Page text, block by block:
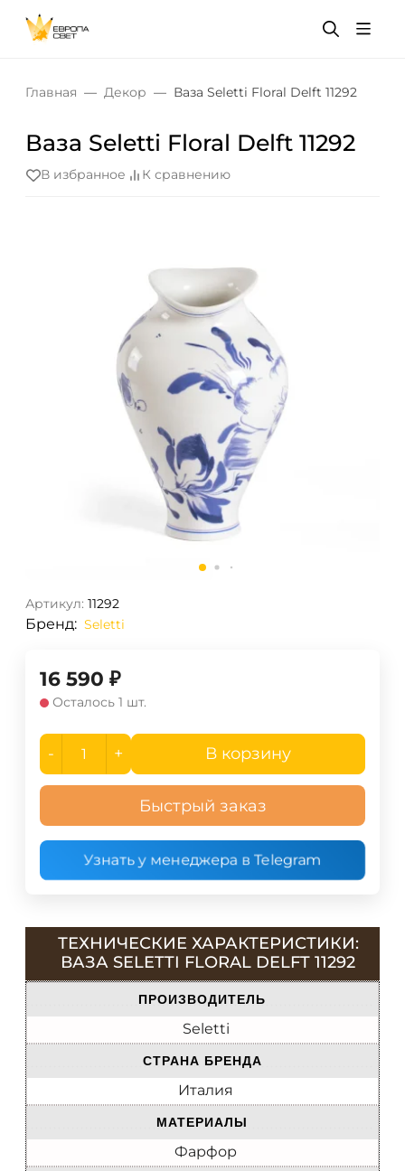
Главная Декор Ваза Seletti Floral Delft 11292
Ваза Seletti Floral Delft 11292
В избранное К сравнению
Артикул: 11292
Бренд: Seletti
16 590 ₽
Осталось 1 шт.
- + В корзину
Быстрый заказ
Узнать у менеджера в Telegram
ТЕХНИЧЕСКИЕ ХАРАКТЕРИСТИКИ:
ВАЗА SELETTI FLORAL DELFT 11292
ПРОИЗВОДИТЕЛЬ
Seletti
СТРАНА БРЕНДА
Италия
МАТЕРИАЛЫ
Фарфор